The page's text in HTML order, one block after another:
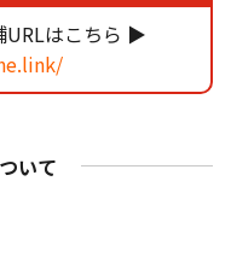
URLはこちら ▶
いて